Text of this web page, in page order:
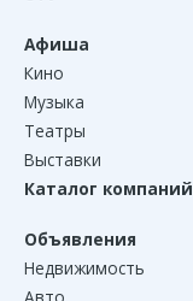
Афиша
Кино
Музыка
Театры
Выставки
Каталог компаний
Объявления
Недвижимость